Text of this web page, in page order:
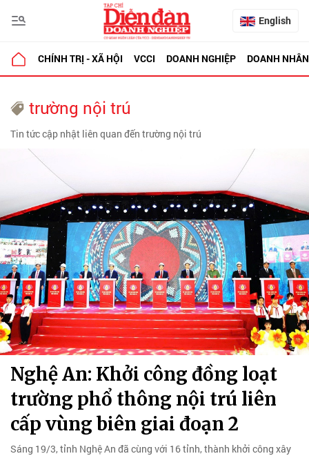
English
CHÍNH TRỊ - XÃ HỘI VCCI DOANH NGHIỆP DOANH NHÂN
trường nội trú
Tin tức cập nhật liên quan đến trường nội trú
Nghệ An: Khởi công đồng loạt
trường phổ thông nội trú liên
cấp vùng biên giai đoạn 2
Sáng 19/3, tỉnh Nghệ An đã cùng với 16 tỉnh, thành khởi công xây